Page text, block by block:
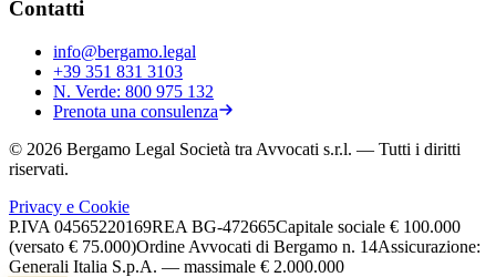
Contatti
info@bergamo.legal
+39 351 831 3103
N. Verde: 800 975 132
Prenota una consulenza
© 2026 Bergamo Legal Società tra Avvocati s.r.l. — Tutti i diritti
riservati.
Privacy e Cookie
P.IVA 04565220169REA BG-472665Capitale sociale € 100.000
(versato € 75.000)Ordine Avvocati di Bergamo n. 14Assicurazione:
Generali Italia S.p.A. — massimale € 2.000.000